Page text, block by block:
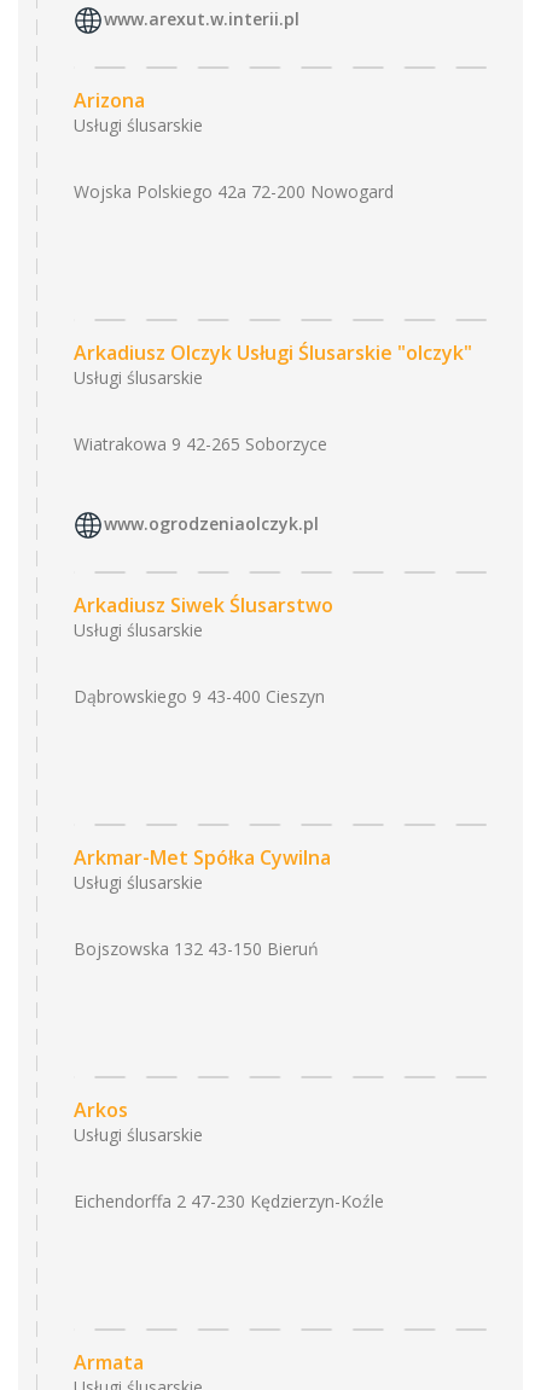
www.arexut.w.interii.pl
Arizona
Usługi ślusarskie
Wojska Polskiego 42a 72-200 Nowogard
Arkadiusz Olczyk Usługi Ślusarskie "olczyk"
Usługi ślusarskie
Wiatrakowa 9 42-265 Soborzyce
www.ogrodzeniaolczyk.pl
Arkadiusz Siwek Ślusarstwo
Usługi ślusarskie
Dąbrowskiego 9 43-400 Cieszyn
Arkmar-Met Spółka Cywilna
Usługi ślusarskie
Bojszowska 132 43-150 Bieruń
Arkos
Usługi ślusarskie
Eichendorffa 2 47-230 Kędzierzyn-Koźle
Armata